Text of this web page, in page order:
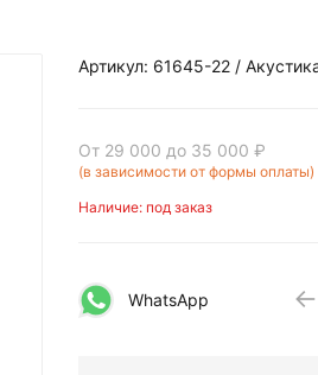
Артикул: 61645-22 /
От 29 000 до 35 000 ₽
(в зависимости от формы оплаты)
Наличие: под заказ
WhatsApp